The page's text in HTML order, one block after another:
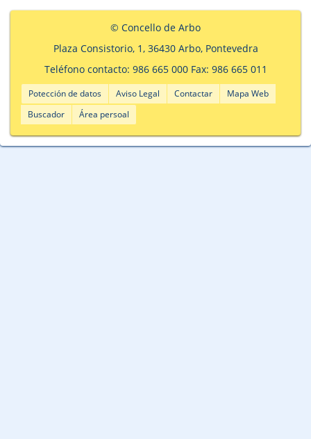
© Concello de Arbo
Plaza Consistorio, 1, 36430 Arbo, Pontevedra
Teléfono contacto: 986 665 000 Fax: 986 665 011
Potección de datos Aviso Legal Contactar
Mapa Web
Buscador
Área persoal